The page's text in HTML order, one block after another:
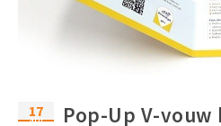
17
apr
Pop-Up V-
Lenticular Cards
Media Marketing
Non-profit Marketing
Product Introductie